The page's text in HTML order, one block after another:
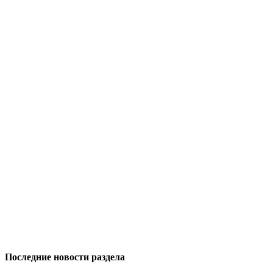
Последние новости раздела